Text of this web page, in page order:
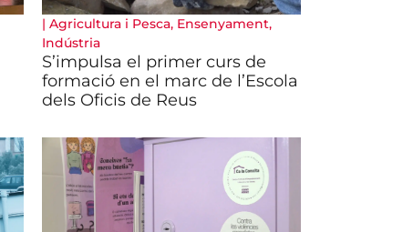
| Agricultura i Pesca, Ensenyament,
Indústria
S’impulsa el primer curs de
formació en el marc de l’Escola
dels Oficis de Reus